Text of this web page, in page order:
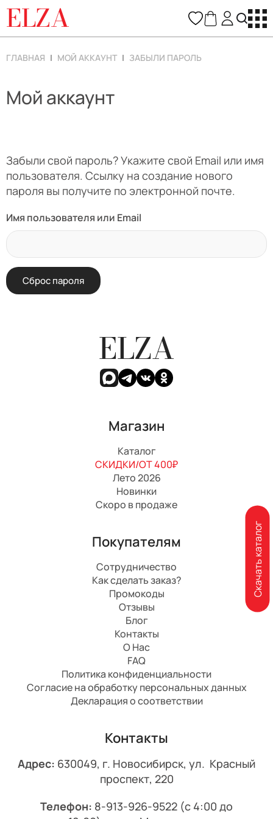
ELZA
ГЛАВНАЯ МОЙ АККАУНТ ЗАБЫЛИ ПАРОЛЬ
Мой аккаунт
Забыли свой пароль? Укажите свой Email или имя
пользователя. Ссылку на создание нового
пароля вы получите по электронной почте.
Имя пользователя или Email
Сброс пароля
ELZA
Магазин
Каталог
СКИДКИ/ОТ 400₽
Лето 2026
Новинки
Скоро в продаже
Покупателям
Сотрудничество
Как сделать заказ?
Промокоды
Отзывы
Блог
Контакты
О Нас
FAQ
Политика конфиденциальности
Согласие на обработку персональных данных
Декларация о соответствии
Контакты
Адрес: 630049, г. Новосибирск, ул. Красный
проспект, 220
Телефон: 8-913-926-9522 (с 4:00 до
Скачать каталог